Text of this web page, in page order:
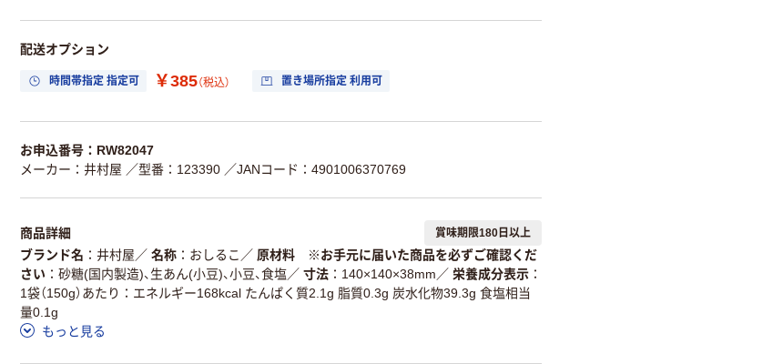
配送オプション
時間帯指定 指定可 ￥385（税込） 置き場所指定 利用可
お申込番号：RW82047
メーカー：井村屋 ／型番：123390 ／JANコード：4901006370769
商品詳細 賞味期限180日以上
ブランド名 井村屋／ 名称 おしるこ ／ 原材料 ※お手元に届いた商品を必ずご確認くだ
さい
砂糖(国内製造)、生あん(小豆)、小豆、食塩／ 寸法 140×140×38mm／ 栄養成分表示
1袋（150g）あたり：エネルギー168kcal たんぱく質2.1g 脂質0.3g 炭水化物39.3g 食塩相当
量0.1g
もっと見る